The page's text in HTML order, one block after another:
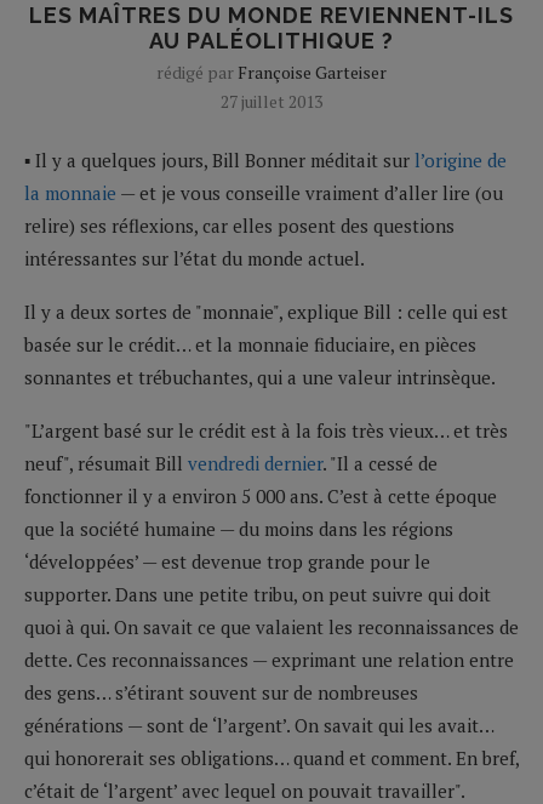
LES MAÎTRES DU MONDE REVIENNENT-ILS
AU PALÉOLITHIQUE ?
rédigé par Françoise Garteiser
27 juillet 2013
▪ Il y a quelques jours, Bill Bonner méditait sur l’origine de
la monnaie — et je vous conseille vraiment d’aller lire (ou
relire) ses réflexions, car elles posent des questions
intéressantes sur l’état du monde actuel.
Il y a deux sortes de "monnaie", explique Bill : celle qui est
basée sur le crédit… et la monnaie fiduciaire, en pièces
sonnantes et trébuchantes, qui a une valeur intrinsèque.
"L’argent basé sur le crédit est à la fois très vieux… et très
neuf", résumait Bill vendredi dernier. "Il a cessé de
fonctionner il y a environ 5 000 ans. C’est à cette époque
que la société humaine — du moins dans les régions
‘développées’ — est devenue trop grande pour le
supporter. Dans une petite tribu, on peut suivre qui doit
quoi à qui. On savait ce que valaient les reconnaissances de
dette. Ces reconnaissances — exprimant une relation entre
des gens… s’étirant souvent sur de nombreuses
générations — sont de ‘l’argent’. On savait qui les avait…
qui honorerait ses obligations… quand et comment. En bref,
c’était de ‘l’argent’ avec lequel on pouvait travailler".